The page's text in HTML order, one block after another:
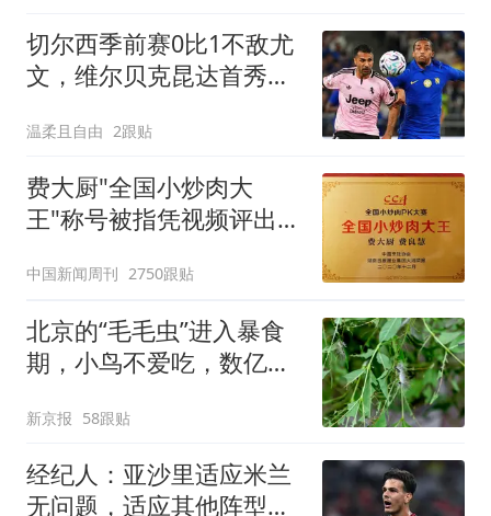
切尔西季前赛0比1不敌尤
文，维尔贝克昆达首秀哑
温柔且自由 2跟贴
费大厨"全国小炒肉大
王"称号被指凭视频评出
中国新闻周刊 2750跟贴
北京的“毛毛虫”进入暴食
期，小鸟不爱吃，数亿头
新京报 58跟贴
经纪人：亚沙里适应米兰
无问题，适应其他阵型也